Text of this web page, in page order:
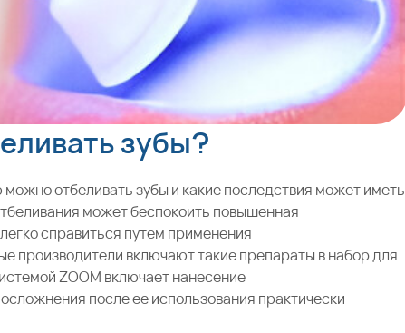
зубы?
отбеливать зубы и какие последствия может иметь
может беспокоить повышенная
справиться путем применения
производители включают такие препараты в набор для
ZOOM включает нанесение
после ее использования практически